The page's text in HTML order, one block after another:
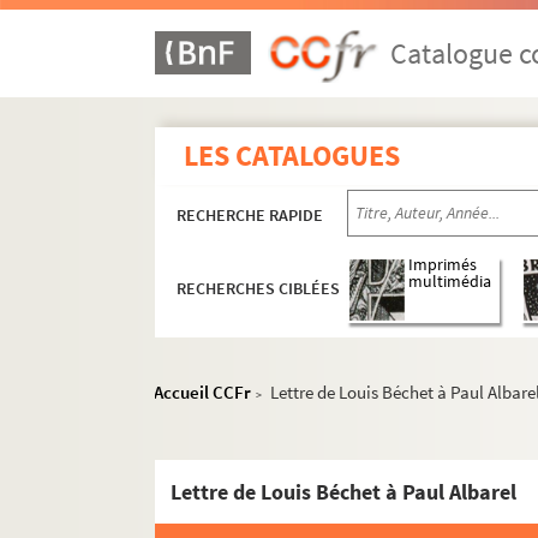
Catalogue
LES CATALOGUES
RECHERCHE RAPIDE
RECHERCHES CIBLÉES
Imprimés
multimédia
Accueil CCFr > Lettre de Louis Béchet à Paul
Lettre de Louis Béchet à Paul Albarel
Activités et manifestations félibréennes
ALB 3.1. Carte de Félibre de Paul Albarel
Les dignités du Félibrige
ALB 3.11. Brouillons de Paul Albarel